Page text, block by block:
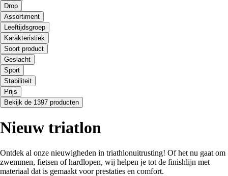
Drop
Assortiment
Leeftijdsgroep
Karakteristiek
Soort product
Geslacht
Sport
Stabiliteit
Prijs
Bekijk de 1397 producten
Nieuw triatlon
Ontdek al onze nieuwigheden in triathlonuitrusting! Of het nu gaat om
zwemmen, fietsen of hardlopen, wij helpen je tot de finishlijn met
materiaal dat is gemaakt voor prestaties en comfort.